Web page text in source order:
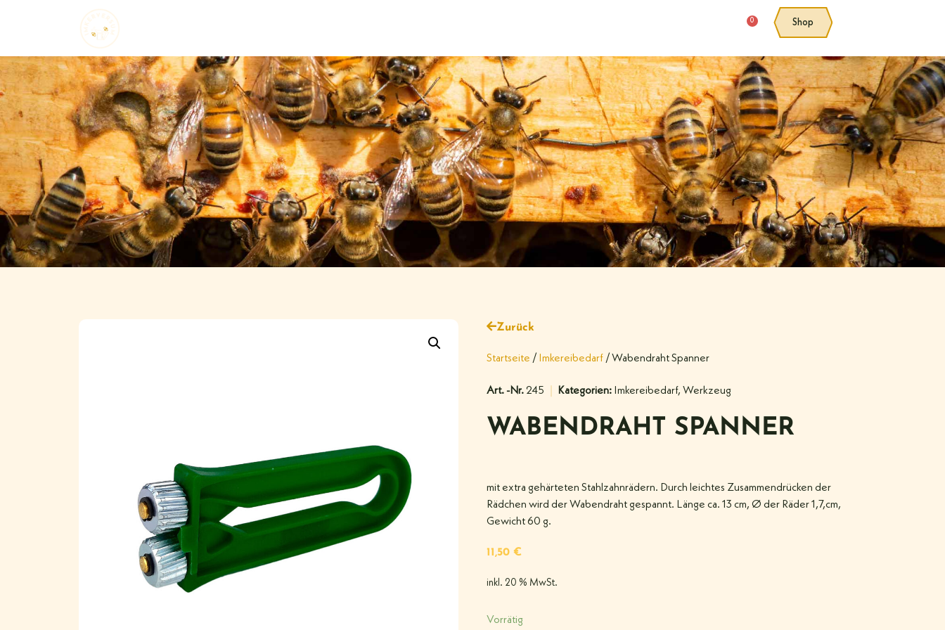
0 Shop
Zurück
Startseite / Imkereibedarf / Wabendraht Spanner
Art. -Nr.245 Kategorien: Imkereibedarf, Werkzeug
WABENDRAHT SPANNER
mit extra gehärteten Stahlzahnrädern. Durch leichtes Zusammendrücken der
Rädchen wird der Wabendraht gespannt. Länge ca. 13 cm, Ø der Räder 1,7,cm,
Gewicht 60 g.
11,50 €
inkl. 20 % MwSt.
Vorrätig